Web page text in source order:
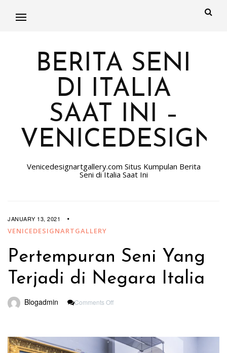
BERITA SENI
DI ITALIA
SAAT INI –
Venicedesignartgallery.com Situs Kumpulan Berita
Seni di Italia Saat Ini
JANUARY 13, 2021
VENICEDESIGNARTGALLERY
Pertempuran Seni Yang
Terjadi di Negara Italia
Blogadmin Comments OffOn
Terjadi